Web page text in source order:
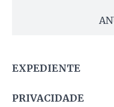
EXPEDIENTE
PRIVACIDADE